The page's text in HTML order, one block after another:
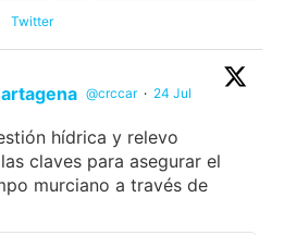
Twitter
@crccar · 24 Jul
hídrica y relevo
claves para asegurar el
murciano a través de